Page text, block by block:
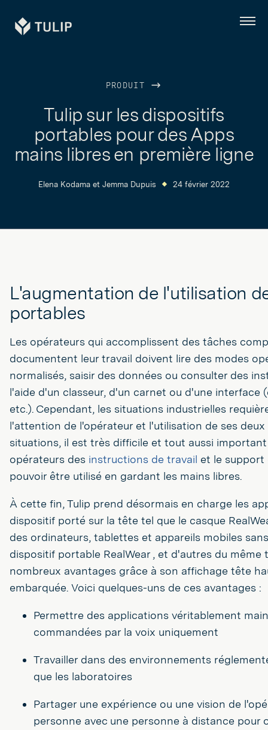
Tulip Menu
PRODUIT
Tulip sur les dispositifs
portables pour des Apps
mains libres en première ligne
Elena Kodama et Jemma Dupuis 24 février 2022
L'augmentation de l'utilisation
portables
Les opérateurs qui accomplissent des tâches
documentent leur travail doivent lire des modes
normalisés, saisir des données ou consulter des
l'aide d'un classeur, d'un carnet ou d'une interface
etc.). Cependant, les situations industrielles
l'attention de l'opérateur et l'utilisation de ses deux
situations, il est très difficile et tout aussi
opérateurs des instructions de travail et le
pouvoir être utilisé en gardant les mains libres.
À cette fin, Tulip prend désormais en charge les
dispositif porté sur la tête tel que le casque
des ordinateurs, tablettes et appareils mobiles
dispositif portable RealWear , et d'autres du même
nombreux avantages grâce à son affichage tête
embarquée. Voici quelques-uns de ces avantages :
Permettre des applications véritablement
commandées par la voix uniquement
Travailler dans des environnements
que les laboratoires
Partager une expérience ou une vision de
personne avec une personne à distance pour